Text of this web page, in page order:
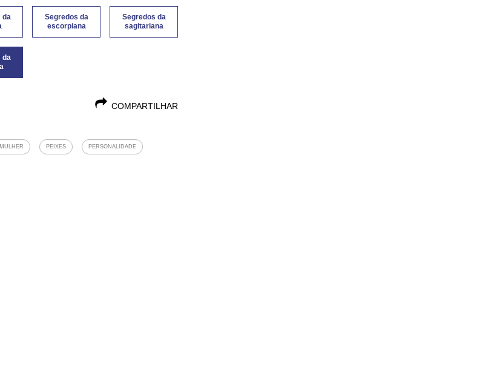
da
Segredos da
escorpiana
Segredos da
sagitariana
da
COMPARTILHAR
MULHER PEIXES PERSONALIDADE